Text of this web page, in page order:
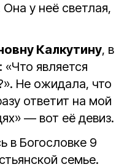
у неё светлая,
Калкутину, в
«Что является
Не ожидала, что
ответит на мой
— вот её девиз.
в Богословке 9
семье.